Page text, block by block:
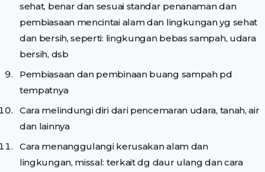
sehat, benar dan sesuai standar penanaman dan
pembiasaan mencintai alam dan lingkungan yg sehat
dan bersih, seperti: lingkungan bebas sampah, udara
bersih, dsb
Pembiasaan dan pembinaan buang sampah pd
tempatnya
Cara melindungi diri dari pencemaran udara, tanah, air
dan lainnya
Cara menanggulangi kerusakan alam dan
lingkungan, missal: terkait dg daur ulang dan cara